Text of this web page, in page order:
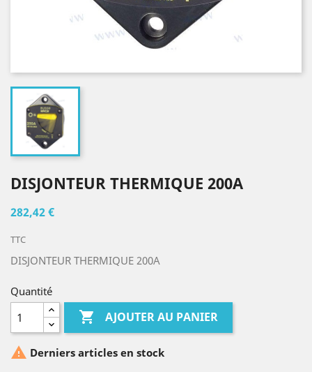
DISJONTEUR THERMIQUE 200A
282,42 €
TTC
DISJONTEUR THERMIQUE 200A
Quantité
 AJOUTER AU PANIER
 Derniers articles en stock